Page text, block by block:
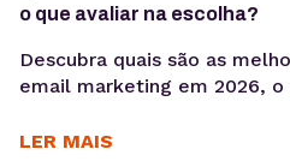
o que avaliar na escolha?
Descubra quais são as
email marketing em 2026,
campanhas, automação e
LER MAIS